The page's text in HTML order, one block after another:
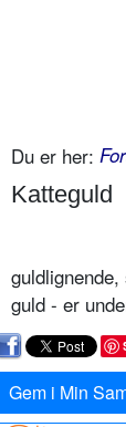
Du er her:
Katteguld
guld - er
Gem i Min